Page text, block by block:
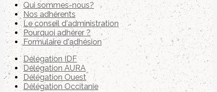
Qui sommes-nous?
Nos adhérents
Le conseil d'administration
Pourquoi adhérer ?
Formulaire d'adhésion
Délégation IDF
Délégation AURA
Délégation Ouest
Délégation Occitanie